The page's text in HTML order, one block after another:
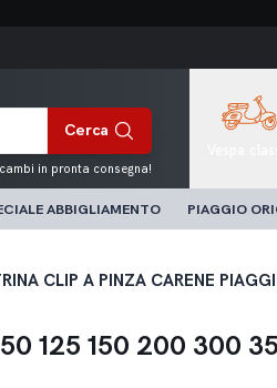
Cerca
in pronta consegna!
ABBIGLIAMENTO PIAGGIO
CLIP A PINZA CARENE
50 125 150 200 300